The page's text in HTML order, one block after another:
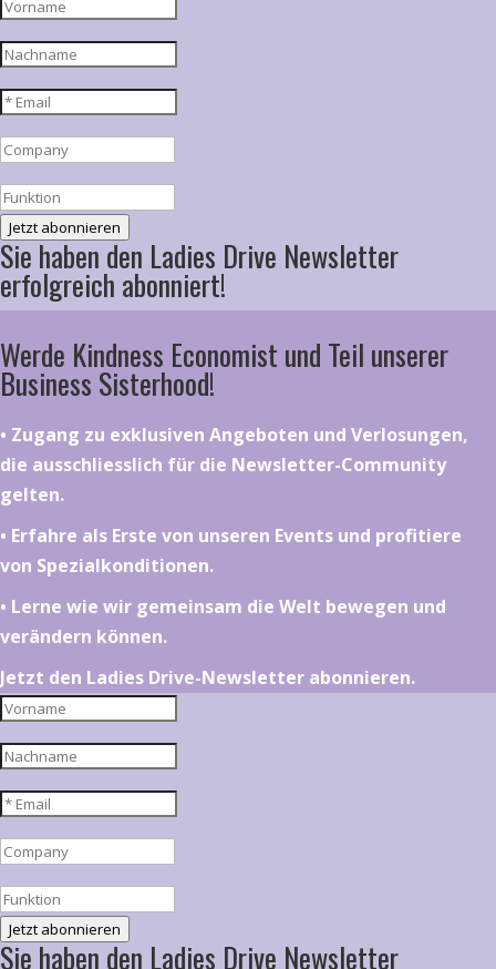
Jetzt abonnieren
Sie haben den Ladies Drive Newsletter
erfolgreich abonniert!
Werde Kindness Economist und Teil unserer
Business Sisterhood!
•⁠ ⁠⁠Zugang zu exklusiven Angeboten und Verlosungen,
die ausschliesslich für die Newsletter-Community
gelten.
•⁠ ⁠⁠Erfahre als Erste von unseren Events und profitiere
von Spezialkonditionen.
•⁠ ⁠⁠Lerne wie wir gemeinsam die Welt bewegen und
verändern können.
Jetzt den Ladies Drive-Newsletter abonnieren.
Jetzt abonnieren
Sie haben den Ladies Drive Newsletter